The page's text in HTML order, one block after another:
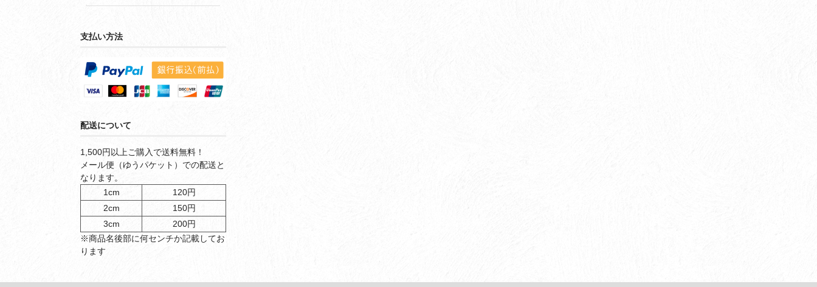
支払い方法
配送について
1,500円以上ご購入で送料無料！
メール便（ゆうパケット）での配送と
なります。
1cm
120円
2cm
150円
3cm
200円
※商品名後部に何センチか記載してお
ります